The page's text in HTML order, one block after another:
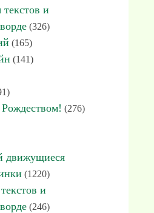
и
(326)
(165)
(141)
(276)
движущиеся
(1220)
и
(246)